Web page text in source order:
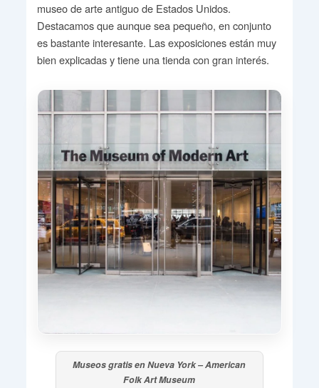
museo de arte antiguo de Estados Unidos.
Destacamos que aunque sea pequeño, en conjunto
es bastante interesante. Las exposiciones están muy
bien explicadas y tiene una tienda con gran interés.
Museos gratis en Nueva York – American
Folk Art Museum